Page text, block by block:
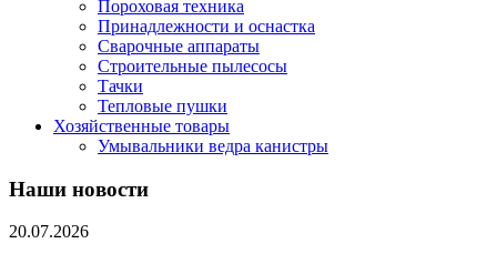
Пороховая техника
Принадлежности и оснастка
Сварочные аппараты
Строительные пылесосы
Тачки
Тепловые пушки
Хозяйственные товары
Умывальники ведра канистры
Наши новости
20.07.2026